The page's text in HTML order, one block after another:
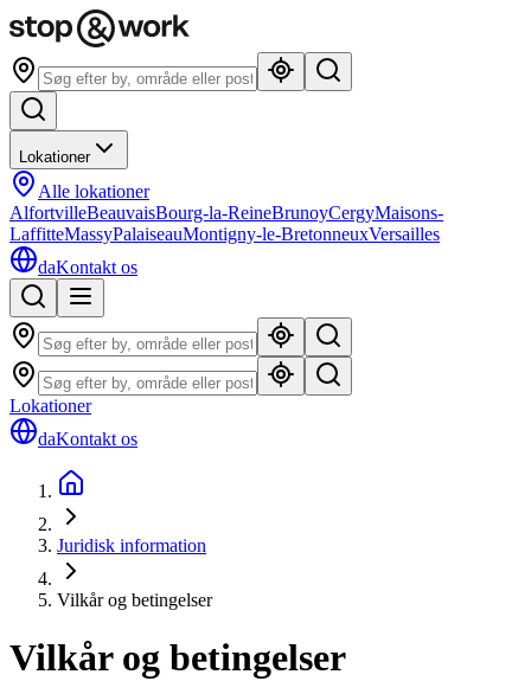
Lokationer
Alle lokationer
AlfortvilleBeauvaisBourg-la-ReineBrunoyCergyMaisons-
LaffitteMassyPalaiseauMontigny-le-BretonneuxVersailles
daKontakt os
Lokationer
daKontakt os
Juridisk information
Vilkår og betingelser
Vilkår og betingelser